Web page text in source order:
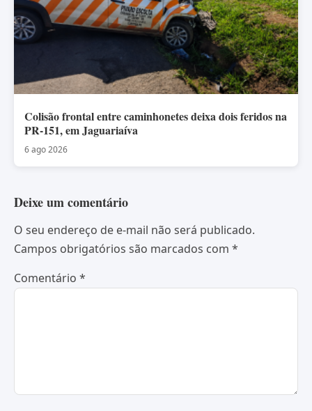
Colisão frontal entre caminhonetes deixa dois feridos na
PR-151, em Jaguariaíva
6 ago 2026
Deixe um comentário
O seu endereço de e-mail não será publicado.
Campos obrigatórios são marcados com *
Comentário *